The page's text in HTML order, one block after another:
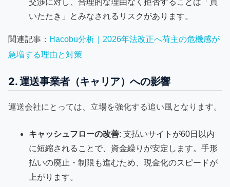
いたたき」とみなされるリスクがあります。
関連記事： Hacobu分析｜2026年法改正へ荷主の危機感が
急増する理由と対策
2. 運送事業者（キャリア）への影響
運送会社にとっては、立場を強化する追い風となります。
キャッシュフローの改善: 支払いサイトが60日以内
に短縮されることで、資金繰りが安定します。手形
払いの廃止・制限も進むため、現金化のスピードが
上がります。